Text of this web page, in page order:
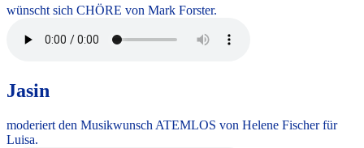
wünscht sich CHÖRE von Mark Forster.
Jasin
moderiert den Musikwunsch ATEMLOS von Helene Fischer für
Luisa.